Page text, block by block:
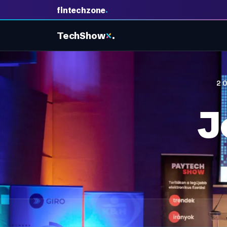
fintechzone.
TechShow .